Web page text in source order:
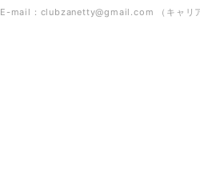
E-mail： clubzanetty@gmail.com （キャリ